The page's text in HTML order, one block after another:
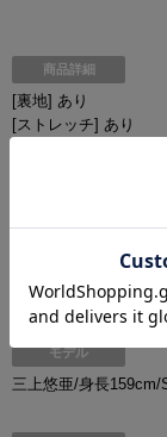
商品詳細
[裏地] あり
[ストレッチ] あり
[品質] 表地：ポリ
ステル 100%
モデル
三上悠亜/身長159cm/